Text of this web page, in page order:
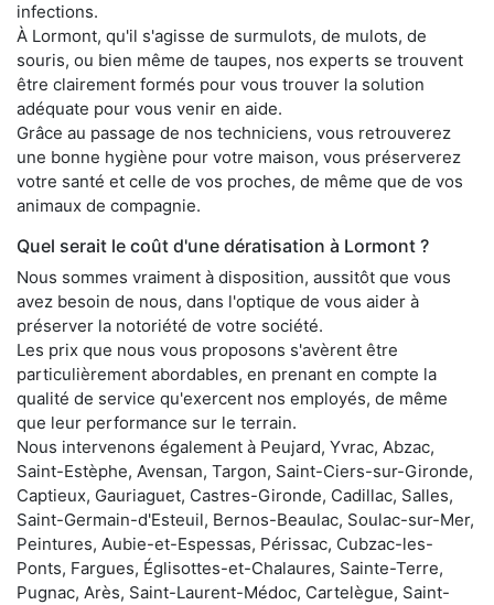
infections.
À Lormont, qu'il s'agisse de surmulots, de mulots, de
souris, ou bien même de taupes, nos experts se trouvent
être clairement formés pour vous trouver la solution
adéquate pour vous venir en aide.
Grâce au passage de nos techniciens, vous retrouverez
une bonne hygiène pour votre maison, vous préserverez
votre santé et celle de vos proches, de même que de vos
animaux de compagnie.
Quel serait le coût d'une dératisation à Lormont ?
Nous sommes vraiment à disposition, aussitôt que vous
avez besoin de nous, dans l'optique de vous aider à
préserver la notoriété de votre société.
Les prix que nous vous proposons s'avèrent être
particulièrement abordables, en prenant en compte la
qualité de service qu'exercent nos employés, de même
que leur performance sur le terrain.
Nous intervenons également à Peujard, Yvrac, Abzac,
Saint-Estèphe, Avensan, Targon, Saint-Ciers-sur-Gironde,
Captieux, Gauriaguet, Castres-Gironde, Cadillac, Salles,
Saint-Germain-d'Esteuil, Bernos-Beaulac, Soulac-sur-Mer,
Peintures, Aubie-et-Espessas, Périssac, Cubzac-les-
Ponts, Fargues, Églisottes-et-Chalaures, Sainte-Terre,
Pugnac, Arès, Saint-Laurent-Médoc, Cartelègue, Saint-